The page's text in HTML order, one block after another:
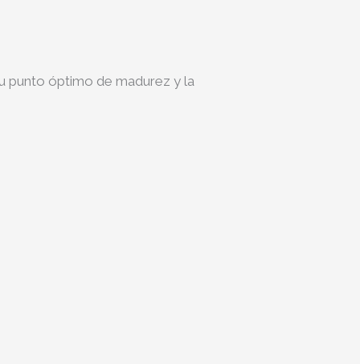
punto óptimo de madurez y la